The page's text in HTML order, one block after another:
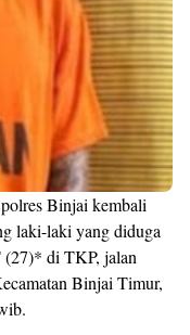
Binjai kembali
laki-laki yang diduga
(27)* di TKP, jalan
Binjai Timur,